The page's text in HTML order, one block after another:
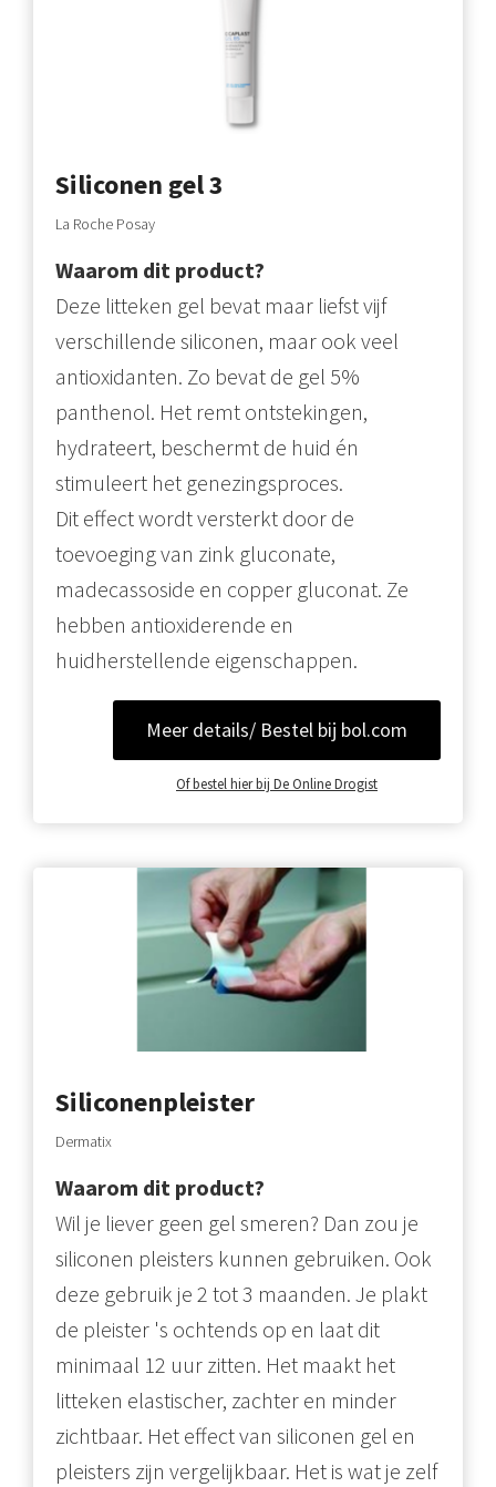
Siliconen gel 3
La Roche Posay
Waarom dit product?
Deze litteken gel bevat maar liefst vijf
verschillende siliconen, maar ook veel
antioxidanten. Zo bevat de gel 5%
panthenol. Het remt ontstekingen,
hydrateert, beschermt de huid én
stimuleert het genezingsproces.
Dit effect wordt versterkt door de
toevoeging van zink gluconate,
madecassoside en copper gluconat. Ze
hebben antioxiderende en
huidherstellende eigenschappen.
Meer details/ Bestel bij bol.com
Of bestel hier bij De Online Drogist
Siliconenpleister
Dermatix
Waarom dit product?
Wil je liever geen gel smeren? Dan zou je
siliconen pleisters kunnen gebruiken. Ook
deze gebruik je 2 tot 3 maanden. Je plakt
de pleister 's ochtends op en laat dit
minimaal 12 uur zitten. Het maakt het
litteken elastischer, zachter en minder
zichtbaar. Het effect van siliconen gel en
pleisters zijn vergelijkbaar. Het is wat je zelf